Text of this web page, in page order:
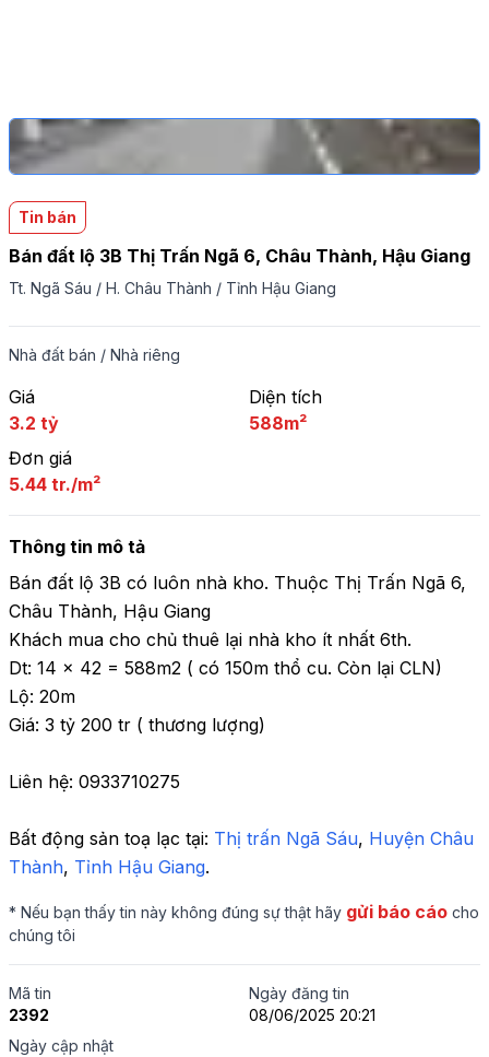
Tin bán
Bán đất lộ 3B Thị Trấn Ngã 6, Châu Thành, Hậu Giang
Tt. Ngã Sáu / H. Châu Thành / Tỉnh Hậu Giang
Nhà đất bán / Nhà riêng
Giá
3.2 tỷ
Diện tích
588m²
Đơn giá
5.44 tr./m²
Thông tin mô tả
Bán đất lộ 3B có luôn nhà kho. Thuộc Thị Trấn Ngã 6,
Châu Thành, Hậu Giang
Khách mua cho chủ thuê lại nhà kho ít nhất 6th.
Dt: 14 x 42 = 588m2 ( có 150m thổ cu. Còn lại CLN)
Lộ: 20m
Giá: 3 tỷ 200 tr ( thương lượng)
Liên hệ: 0933710275
Bất động sản toạ lạc tại: Thị trấn Ngã Sáu, Huyện Châu
Thành, Tỉnh Hậu Giang.
* Nếu bạn thấy tin này không đúng sự thật hãy gửi báo cáo cho
chúng tôi
Mã tin
2392
Ngày đăng tin
08/06/2025 20:21
Ngày cập nhật